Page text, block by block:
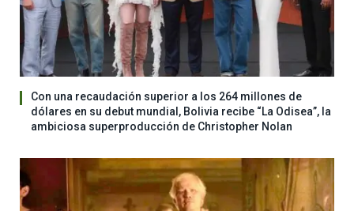
Con una recaudación superior a los 264 millones de
dólares en su debut mundial, Bolivia recibe “La Odisea”, la
ambiciosa superproducción de Christopher Nolan